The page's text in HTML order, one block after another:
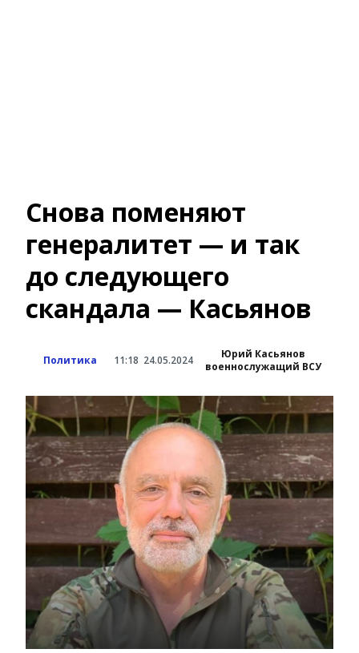
Снова поменяют
генералитет — и так
до следующего
скандала — Касьянов
Политика 11:18 24.05.2024
Юрий Касьянов
военнослужащий ВСУ